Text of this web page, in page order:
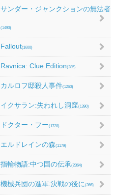
サンダー・ジャンクションの無法者
(1490)
Fallout(1600)
Ravnica: Clue Edition(285)
カルロフ邸殺人事件(1260)
イクサラン:失われし洞窟(1390)
ドクター・フー(1728)
エルドレインの森(1179)
指輪物語:中つ国の伝承(2364)
機械兵団の進軍:決戦の後に (366)